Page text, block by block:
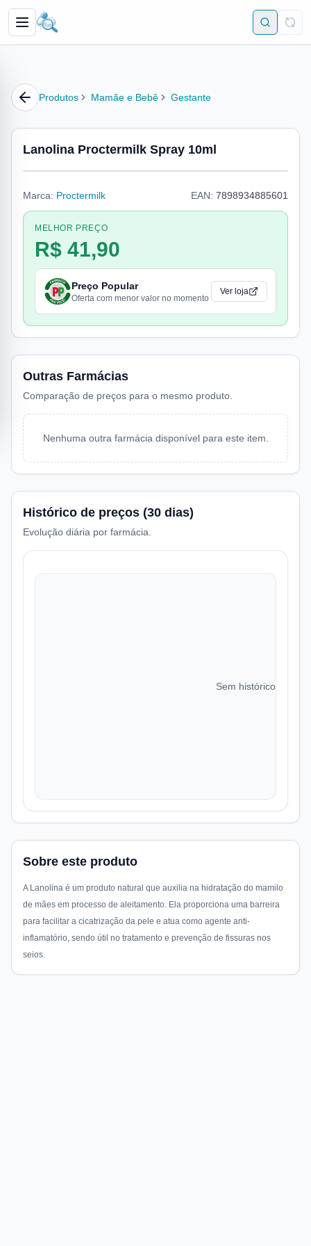
Produtos Mamãe e Bebê Gestante
Lanolina Proctermilk Spray 10ml
Marca: Proctermilk EAN: 7898934885601
MELHOR PREÇO
R$ 41,90
Preço Popular
Oferta com menor valor no momento
Ver loja
Outras Farmácias
Comparação de preços para o mesmo produto.
Nenhuma outra farmácia disponível para este item.
Histórico de preços (30 dias)
Evolução diária por farmácia.
Sem histórico de
Sobre este produto
A Lanolina é um produto natural que auxilia na hidratação do mamilo
de mães em processo de aleitamento. Ela proporciona uma barreira
para facilitar a cicatrização da pele e atua como agente anti-
inflamatório, sendo útil no tratamento e prevenção de fissuras nos
seios.